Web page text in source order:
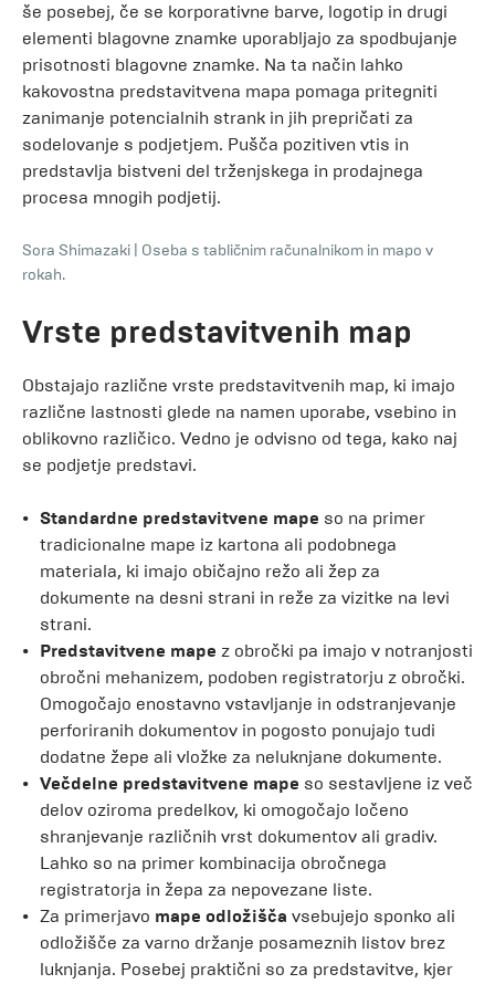
še posebej, če se korporativne barve, logotip in drugi
elementi blagovne znamke uporabljajo za spodbujanje
prisotnosti blagovne znamke. Na ta način lahko
kakovostna predstavitvena mapa pomaga pritegniti
zanimanje potencialnih strank in jih prepričati za
sodelovanje s podjetjem. Pušča pozitiven vtis in
predstavlja bistveni del trženjskega in prodajnega
procesa mnogih podjetij.
Sora Shimazaki
Oseba s tabličnim računalnikom in mapo v
rokah.
Vrste predstavitvenih map
Obstajajo različne vrste predstavitvenih map, ki imajo
različne lastnosti glede na namen uporabe, vsebino in
oblikovno različico. Vedno je odvisno od tega, kako naj
se podjetje predstavi.
Standardne predstavitvene mape so na primer
tradicionalne mape iz kartona ali podobnega
materiala, ki imajo običajno režo ali žep za
dokumente na desni strani in reže za vizitke na levi
strani.
Predstavitvene mape z obročki pa imajo v notranjosti
obročni mehanizem, podoben registratorju z obročki.
Omogočajo enostavno vstavljanje in odstranjevanje
perforiranih dokumentov in pogosto ponujajo tudi
dodatne žepe ali vložke za neluknjane dokumente.
Večdelne predstavitvene mape so sestavljene iz več
delov oziroma predelkov, ki omogočajo ločeno
shranjevanje različnih vrst dokumentov ali gradiv.
Lahko so na primer kombinacija obročnega
registratorja in žepa za nepovezane liste.
Za primerjavo mape odložišča vsebujejo sponko ali
odložišče za varno držanje posameznih listov brez
luknjanja. Posebej praktični so za predstavitve, kjer